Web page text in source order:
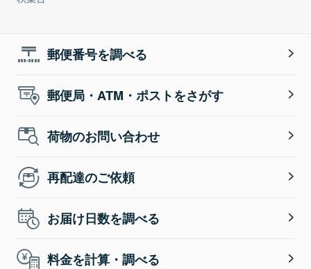
郵便番号を調べる
郵便局・ATM・ポストをさがす
荷物のお問い合わせ
再配達のご依頼
お届け日数を調べる
料金を計算・調べる